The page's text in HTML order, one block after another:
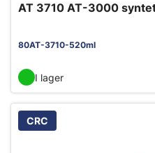
AT 3710 AT-3000
80AT-3710-520ml
I lager
CRC